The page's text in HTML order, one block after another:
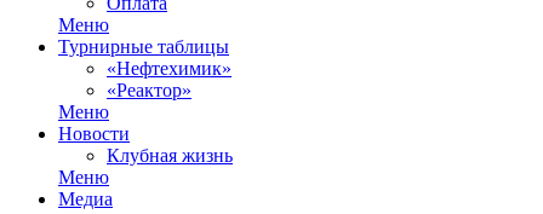
Меню
Турнирные таблицы
«Нефтехимик»
«Реактор»
Меню
Новости
Клубная жизнь
Меню
Медиа